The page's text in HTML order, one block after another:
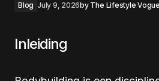
Blog July 9, 2026by The Lifestyle Vogue
Inleiding